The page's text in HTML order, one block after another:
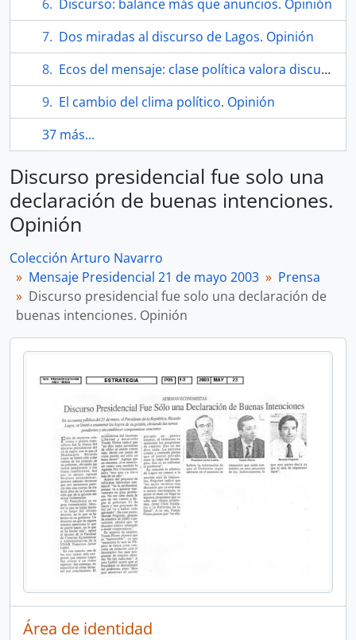
Discurso: balance más que anuncios. Opinión
Dos miradas al discurso de Lagos. Opinión
Ecos del mensaje: clase política valora discurso de Lagos. Opinión
El cambio del clima político. Opinión
37 más...
Discurso presidencial fue solo una
declaración de buenas intenciones.
Opinión
Colección Arturo Navarro
Mensaje Presidencial 21 de mayo 2003
Prensa
Discurso presidencial fue solo una declaración de
buenas intenciones. Opinión
Área de identidad